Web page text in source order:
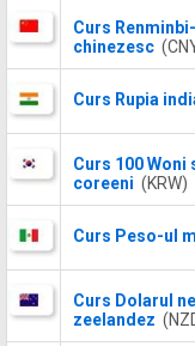
Curs Renminbi-
chinezesc
Curs Rupia
Curs 100 Woni
coreeni (KRW)
Curs Peso-ul
Curs Dolarul
zeelandez